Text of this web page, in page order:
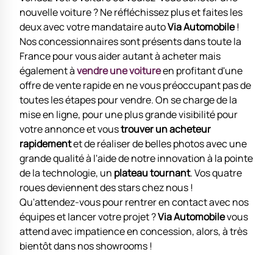
nouvelle voiture ? Ne réfléchissez plus et faites les
deux avec votre mandataire autoVia Automobile!
Nos concessionnaires sont présents dans toute la
France pour vous aider autant à acheter mais
également àvendre une voitureen profitant d'une
offre de vente rapide en ne vous préoccupant pas de
toutes les étapes pour vendre. On se charge de la
mise en ligne, pour une plus grande visibilité pour
votre annonce et voustrouver un acheteur
rapidementet de réaliser de belles photos avec une
grande qualité à l'aide de notre innovation à la pointe
de la technologie, un plateau tournant. Vos quatre
roues deviennent des stars chez nous !
Qu'attendez-vous pour rentrer en contact avec nos
équipes et lancer votre projet ?Via Automobilevous
attend avec impatience en concession, alors, à très
bientôt dans nos showrooms !